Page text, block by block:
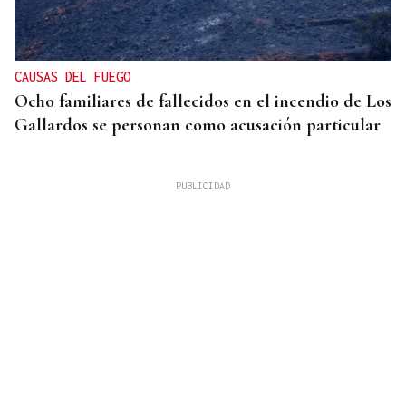
CAUSAS DEL FUEGO
Ocho familiares de fallecidos en el incendio de Los
Gallardos se personan como acusación particular